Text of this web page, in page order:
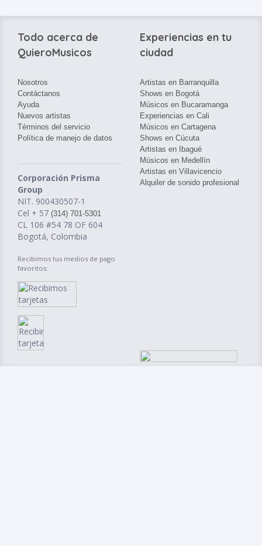
Todo acerca de
QuieroMusicos
Nosotros
Contáctanos
Ayuda
Nuevos artistas
Términos del servicio
Política de manejo de datos
Corporación Prisma
Group
NIT. 900430507-1
Cel + 57 (314) 701-5301
CL 106 #54 78 OF 604
Bogotá, Colombia
Recibimos tus medios de pago
favoritos:
Experiencias en tu
ciudad
Artistas en Barranquilla
Shows en Bogotá
Músicos en Bucaramanga
Experiencias en Cali
Músicos en Cartagena
Shows en Cúcuta
Artistas en Ibagué
Músicos en Medellín
Artistas en Villavicencio
Alquiler de sonido profesional